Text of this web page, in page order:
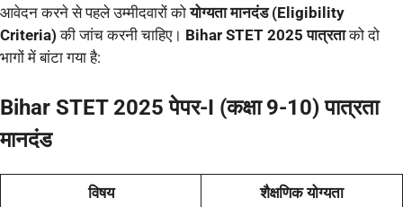
आवेदन करने से पहले उम्मीदवारों कोयोग्यता मानदंड (Eligibility
Criteria) की जांच करनी चाहिए। Bihar STET 2025 पात्रताको दो
भागों में बांटा गया है:
Bihar STET 2025 पेपर-I (कक्षा 9-10) पात्रता
मानदंड
विषय शैक्षणिक योग्यता